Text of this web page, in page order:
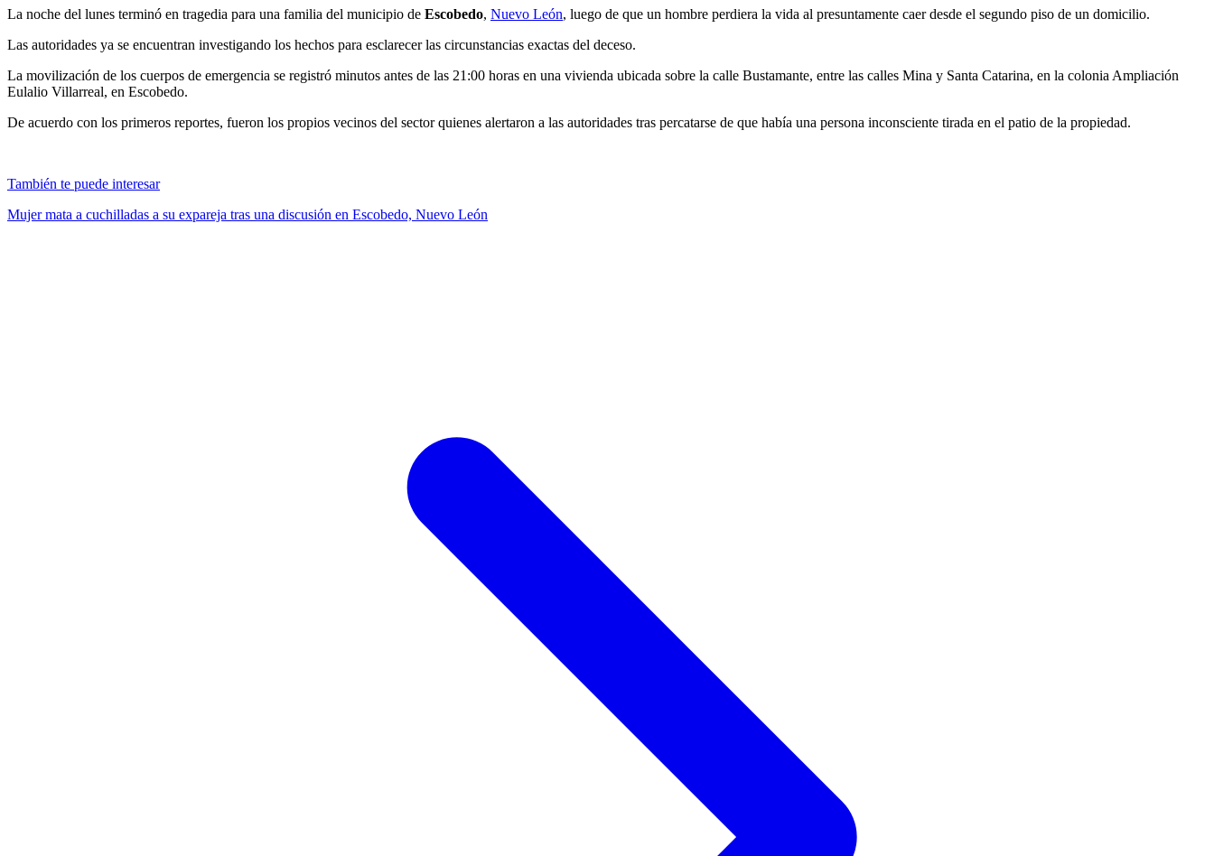
La noche del lunes terminó en tragedia para una familia del municipio de Escobedo, Nuevo León, luego de que un hombre perdiera la vida al presuntamente caer desde el segundo piso de un domicilio.
Las autoridades ya se encuentran investigando los hechos para esclarecer las circunstancias exactas del deceso.
La movilización de los cuerpos de emergencia se registró minutos antes de las 21:00 horas en una vivienda ubicada sobre la calle Bustamante, entre las calles Mina y Santa Catarina, en la colonia Ampliación
Eulalio Villarreal, en Escobedo.
De acuerdo con los primeros reportes, fueron los propios vecinos del sector quienes alertaron a las autoridades tras percatarse de que había una persona inconsciente tirada en el patio de la propiedad.
También te puede interesar
Mujer mata a cuchilladas a su expareja tras una discusión en Escobedo, Nuevo León